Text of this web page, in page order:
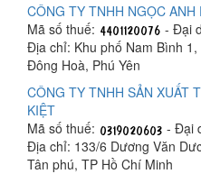
CÔNG TY TNHH NGỌC ANH
Mã số thuế:
- Đại
Địa chỉ: Khu phố Nam Bình
Đông Hoà, Phú Yên
CÔNG TY TNHH SẢN XUẤT
KIỆT
Mã số thuế:
- Đại
Địa chỉ: 133/6 Dương Văn
Tân phú, TP Hồ Chí Minh